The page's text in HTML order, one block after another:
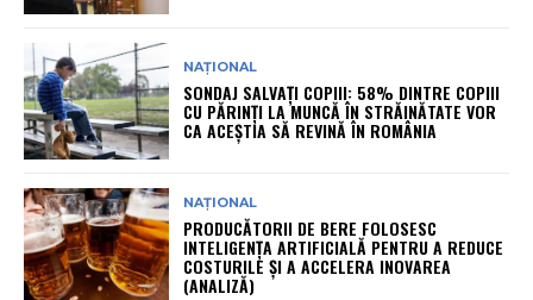
NAȚIONAL
SONDAJ SALVAȚI COPIII: 58% DINTRE COPIII
CU PĂRINȚI LA MUNCĂ ÎN STRĂINĂTATE VOR
CA ACEȘTIA SĂ REVINĂ ÎN ROMÂNIA
NAȚIONAL
PRODUCĂTORII DE BERE FOLOSESC
INTELIGENȚA ARTIFICIALĂ PENTRU A REDUCE
COSTURILE ȘI A ACCELERA INOVAREA
(ANALIZĂ)